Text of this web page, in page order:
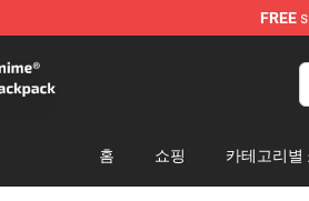
FREE
Store for Anime Fans
홈 쇼핑 카테고리별